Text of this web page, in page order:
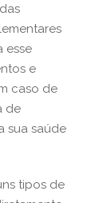
esse
e
caso de
de
sua saúde
tipos de